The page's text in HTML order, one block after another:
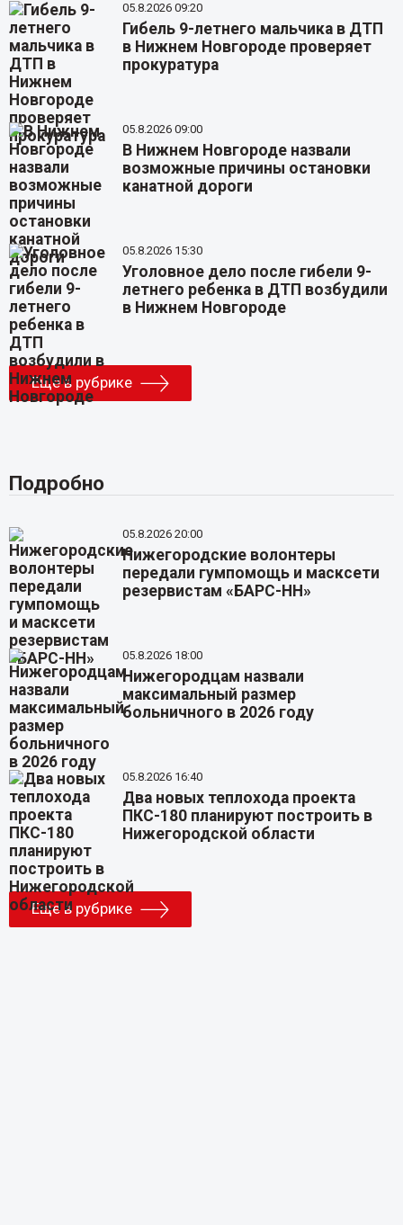
05.8.2026 09:20
Гибель 9-летнего мальчика в ДТП
в Нижнем Новгороде проверяет
прокуратура
05.8.2026 09:00
В Нижнем Новгороде назвали
возможные причины остановки
канатной дороги
05.8.2026 15:30
Уголовное дело после гибели 9-
летнего ребенка в ДТП возбудили
в Нижнем Новгороде
Еще в рубрике
Подробно
05.8.2026 20:00
Нижегородские волонтеры
передали гумпомощь и масксети
резервистам «БАРС-НН»
05.8.2026 18:00
Нижегородцам назвали
максимальный размер
больничного в 2026 году
05.8.2026 16:40
Два новых теплохода проекта
ПКС-180 планируют построить в
Нижегородской области
Еще в рубрике